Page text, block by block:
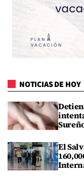
NOTICIAS DE HOY
El